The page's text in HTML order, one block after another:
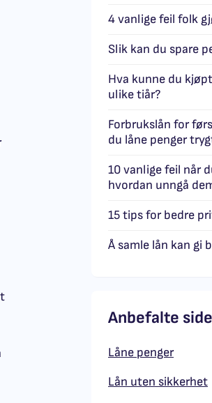
4 vanlige feil folk
Slik kan du spare
Hva kunne du
ulike tiår?
Forbrukslån for
du låne penger
10 vanlige feil når
hvordan unngå
15 tips for bedre
Å samle lån kan gi
Anbefalte
Låne penger
Lån uten sikkerhet